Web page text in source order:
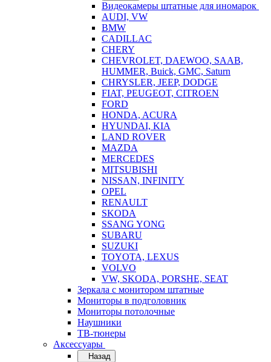
Видеокамеры штатные для иномарок
AUDI, VW
BMW
CADILLAC
CHERY
CHEVROLET, DAEWOO, SAAB,
HUMMER, Buick, GMC, Saturn
CHRYSLER, JEEP, DODGE
FIAT, PEUGEOT, CITROEN
FORD
HONDA, ACURA
HYUNDAI, KIA
LAND ROVER
MAZDA
MERCEDES
MITSUBISHI
NISSAN, INFINITY
OPEL
RENAULT
SKODA
SSANG YONG
SUBARU
SUZUKI
TOYOTA, LEXUS
VOLVO
VW, SKODA, PORSHE, SEAT
Зеркала с монитором штатные
Мониторы в подголовник
Мониторы потолочные
Наушники
ТВ-тюнеры
Аксессуары
Назад